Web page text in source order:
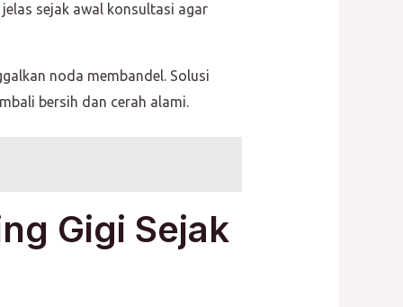
sejak awal konsultasi agar
noda membandel. Solusi
bersih dan cerah alami.
Gigi Sejak